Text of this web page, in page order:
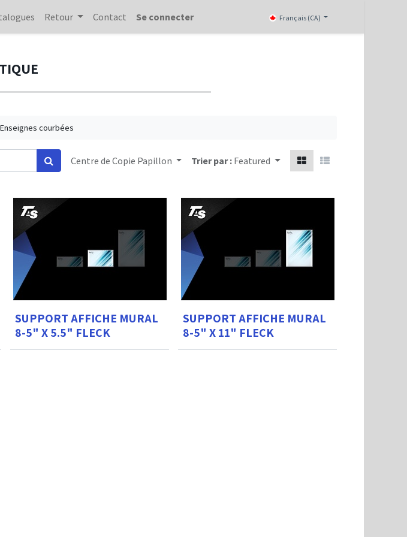
Retour Contact Se connecter Français (CA)
Enseignes courbées
Centre de Copie Papillon Trier par : Featured
SUPPORT AFFICHE MURAL
8-5" X 5.5" FLECK
SUPPORT AFFICHE MURAL
8-5" X 11" FLECK